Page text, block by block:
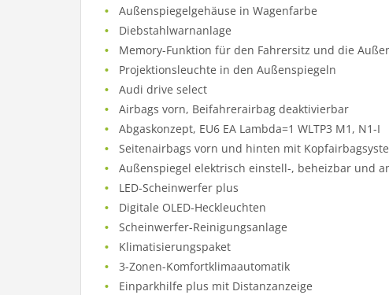
Außenspiegelgehäuse in Wagenfarbe
Diebstahlwarnanlage
Memory-Funktion für den Fahrersitz und die
Projektionsleuchte in den Außenspiegeln
Audi drive select
Airbags vorn, Beifahrerairbag deaktivierbar
Abgaskonzept, EU6 EA Lambda=1 WLTP3 M1, N1-I
Seitenairbags vorn und hinten mit
Außenspiegel elektrisch einstell-, beheizbar und
LED-Scheinwerfer plus
Digitale OLED-Heckleuchten
Scheinwerfer-Reinigungsanlage
Klimatisierungspaket
3-Zonen-Komfortklimaautomatik
Einparkhilfe plus mit Distanzanzeige